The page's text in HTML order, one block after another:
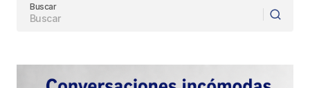
Your E-mail
comente.
Buscar